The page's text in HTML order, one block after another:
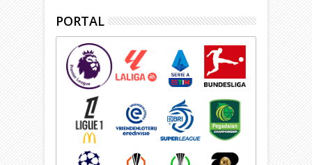
PORTAL